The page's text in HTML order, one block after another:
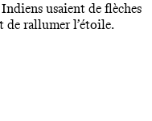
usaient de flèches
de rallumer l’étoile.